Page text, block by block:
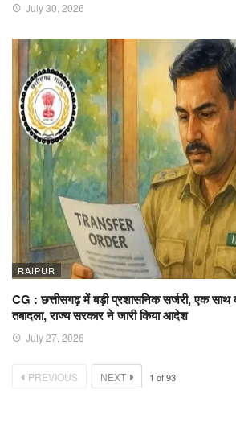
July 30, 2026
RAIPUR
CG : छत्तीसगढ़ में बड़ी प्रशासनिक सर्जरी, एक साथ
तबादला, राज्य सरकार ने जारी किया आदेश
July 27, 2026
PREVIOUS NEXT 1 of93